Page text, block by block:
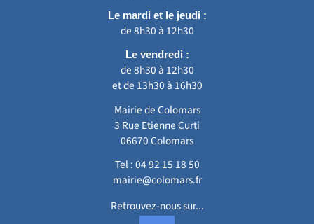
Le mardi et le jeudi :
de 8h30 à 12h30
Le vendredi :
de 8h30 à 12h30
et de 13h30 à 16h30
Mairie de Colomars
3 Rue Etienne Curti
06670 Colomars
Tel :04 92 15 18 50
mairie@colomars.fr
Retrouvez-nous sur...